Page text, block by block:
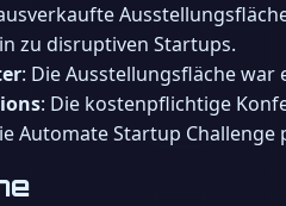
zu disruptiven Startups.
: Die Ausstellungsfläche
: Die kostenpflichtige
Automate Startup